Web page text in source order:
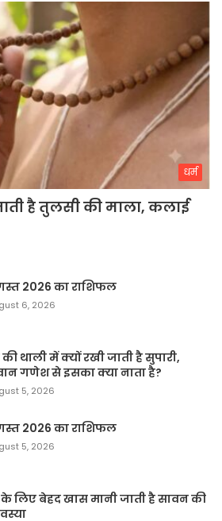
धर्म
है तुलसी की माला, कलाई
2026 का राशिफल
6, 2026
थाली में क्यों रखी जाती है सुपारी,
गणेश से इसका क्या नाता है?
5, 2026
2026 का राशिफल
5, 2026
लिए बेहद खास मानी जाती है सावन की